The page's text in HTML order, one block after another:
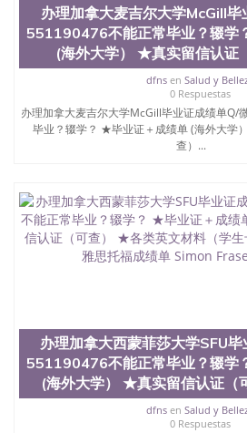
QQ微信551190476网上购买真文
551190476学士学位证书查询机构
国外资格证书办理QQ微信
证QQ微信551190476海外文凭认
551190476 圣何塞州立大学（San
University, 又译为“圣荷西州立大学
年，简称SJSU，是加州历史悠久
西地区的公立大学之一。位于圣
心，占地154公顷。它是一所位于
教育质量，被《福克斯》杂志评
合性大学，每年有来自世界各地
生前往求学。 至今，这是一所在
位、声誉、实习机会和影响力的
誉为美国本科教育质量的核心代
供许多相应科系的实习机会。无
(UC)，还是加州州立大学系统
都占据着加州所有大学中的地理
学座落于硅谷(Silicon Valley), 于
地区为全美的重要科技中心。约
134种学士学科和65个硕士学科，
办理加拿大麦吉尔大学McGill
551190476不能正常毕业？辍学
(海外大学） ★真实留信认证
dfnsen Salud y
0 Respuestas
办理加拿大麦吉尔大学McGill毕业证成绩单Q/
毕业？辍学？ ★毕业证＋成绩单 (海外大学
查）...
办理加拿大西蒙菲莎大学SFU
551190476不能正常毕业？辍学
(海外大学） ★真实留信认证（
dfnsen Salud y
0 Respuestas